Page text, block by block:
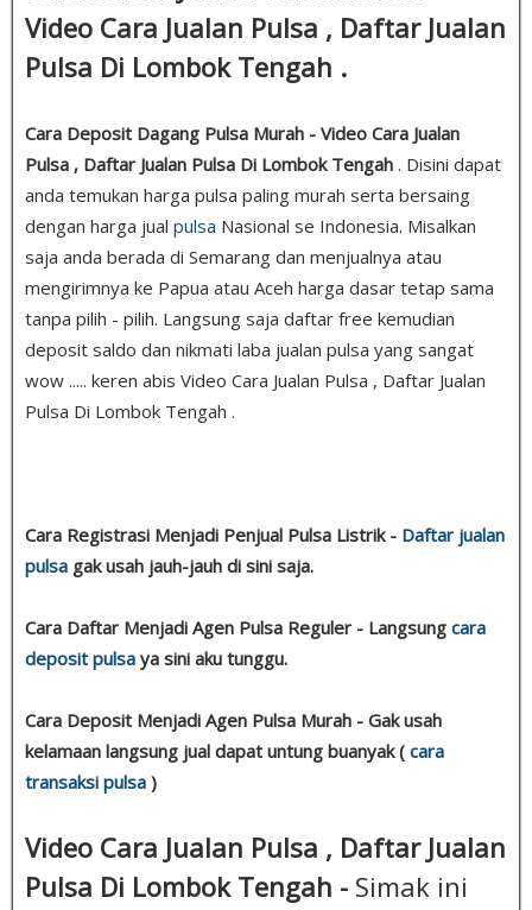
Video Cara Jualan Pulsa , Daftar Jualan
Pulsa Di Lombok Tengah .
Cara Deposit Dagang Pulsa Murah - Video Cara Jualan
Pulsa , Daftar Jualan Pulsa Di Lombok Tengah . Disini dapat
anda temukan harga pulsa paling murah serta bersaing
dengan harga jual pulsa Nasional se Indonesia. Misalkan
saja anda berada di Semarang dan menjualnya atau
mengirimnya ke Papua atau Aceh harga dasar tetap sama
tanpa pilih - pilih. Langsung saja daftar free kemudian
deposit saldo dan nikmati laba jualan pulsa yang sangat
wow ..... keren abis Video Cara Jualan Pulsa , Daftar Jualan
Pulsa Di Lombok Tengah .
Cara Registrasi Menjadi Penjual Pulsa Listrik - Daftar jualan
pulsa gak usah jauh-jauh di sini saja.
Cara Daftar Menjadi Agen Pulsa Reguler - Langsung cara
deposit pulsa ya sini aku tunggu.
Cara Deposit Menjadi Agen Pulsa Murah - Gak usah
kelamaan langsung jual dapat untung buanyak ( cara
transaksi pulsa )
Video Cara Jualan Pulsa , Daftar Jualan
Pulsa Di Lombok Tengah - Simak ini